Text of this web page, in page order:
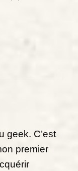
geek. C’est
premier